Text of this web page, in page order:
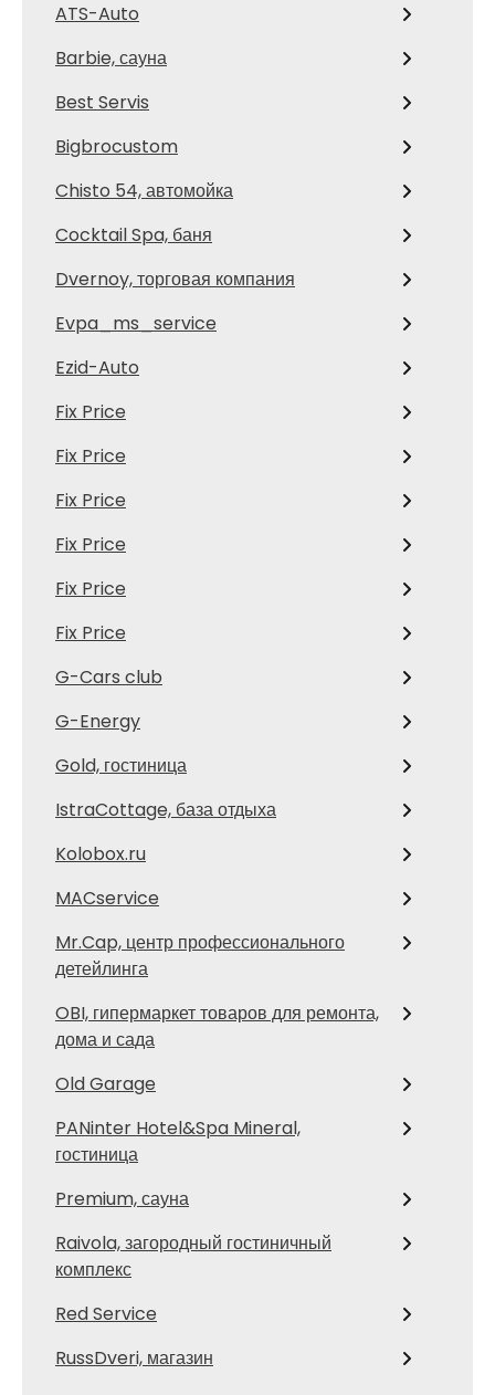
ATS-Auto
Barbie, сауна
Best Servis
Bigbrocustom
Chisto 54, автомойка
Cocktail Spa, баня
Dvernoy, торговая компания
Evpa_ms_service
Ezid-Auto
Fix Price
Fix Price
Fix Price
Fix Price
Fix Price
Fix Price
G-Cars club
G-Energy
Gold, гостиница
IstraCottage, база отдыха
Kolobox.ru
MACservice
Mr.Cap, центр профессионального
детейлинга
OBI, гипермаркет товаров для ремонта,
дома и сада
Old Garage
PANinter Hotel&Spa Mineral,
гостиница
Premium, сауна
Raivola, загородный гостиничный
комплекс
Red Service
RussDveri, магазин